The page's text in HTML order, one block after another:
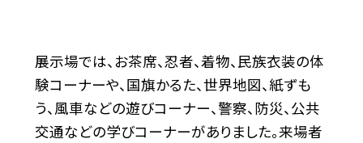
展示場では、お茶席、忍者、着物、民族衣装の体
験コーナーや、国旗かるた、世界地図、紙ずも
う、風車などの遊びコーナー、警察、防災、公共
交通などの学びコーナーがありました。来場者